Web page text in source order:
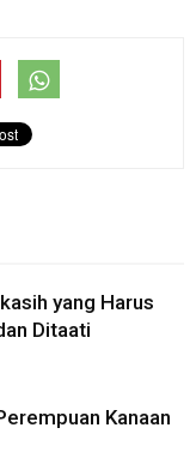
yang Harus
Ditaati
Kanaan